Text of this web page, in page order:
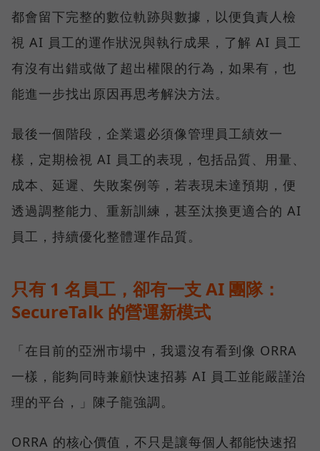
都會留下完整的數位軌跡與數據，以便負責人檢
視 AI 員工的運作狀況與執行成果，了解 AI 員工
有沒有出錯或做了超出權限的行為，如果有，也
能進一步找出原因再思考解決方法。
最後一個階段，企業還必須像管理員工績效一
樣，定期檢視 AI 員工的表現，包括品質、用量、
成本、延遲、失敗案例等，若表現未達預期，便
透過調整能力、重新訓練，甚至汰換更適合的 AI
員工，持續優化整體運作品質。
只有 1 名員工，卻有一支 AI 團隊：
SecureTalk 的營運新模式
「在目前的亞洲市場中，我還沒有看到像 ORRA
一樣，能夠同時兼顧快速招募 AI 員工並能嚴謹治
理的平台，」陳子龍強調。
ORRA 的核心價值，不只是讓每個人都能快速招